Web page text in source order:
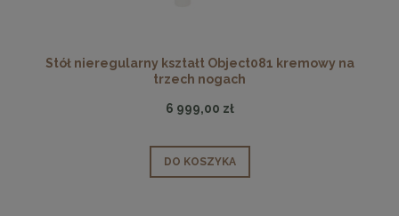
Stół nieregularny kształt Object081 kremowy na
trzech nogach
6 999,00 zł
DO KOSZYKA